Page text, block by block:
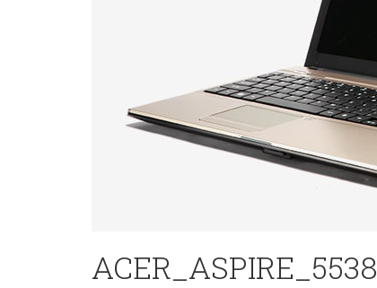
ACER_ASPIRE_5538